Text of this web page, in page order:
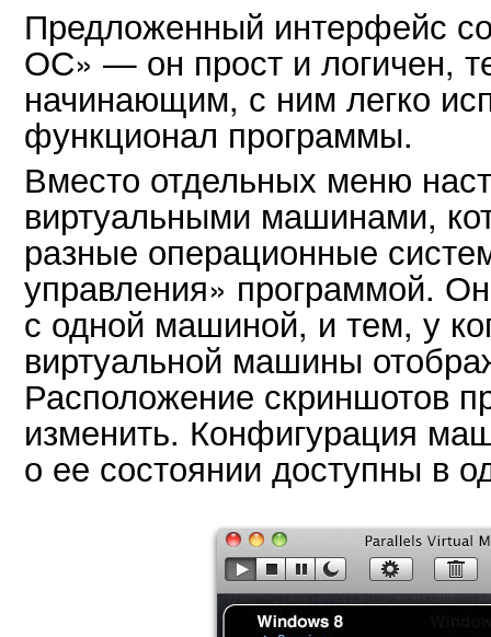
Предложенный интерфейс
ОС» — он прост и логичен,
начинающим, с ним легко
функционал программы.
Вместо отдельных меню
виртуальными машинами,
разные операционные
управления» программой.
с одной машиной, и тем, у
виртуальной машины
Расположение скриншотов
изменить. Конфигурация
о ее состоянии доступны в